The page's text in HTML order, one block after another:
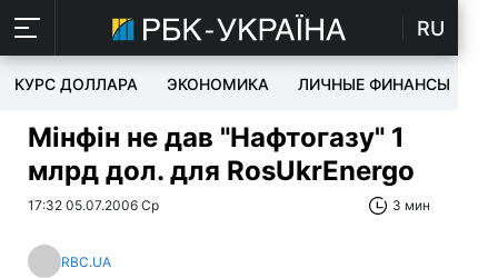
RU
КУРС ДОЛЛАРА ЭКОНОМИКА ЛИЧНЫЕ ФИНАНСЫ
Мінфін не дав "Нафтогазу" 1
млрд дол. для RosUkrEnergo
17:32 05.07.2006 Ср 3 мин
RBC.UA